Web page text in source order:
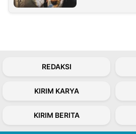
REDAKSI
KIRIM KARYA
KIRIM BERITA